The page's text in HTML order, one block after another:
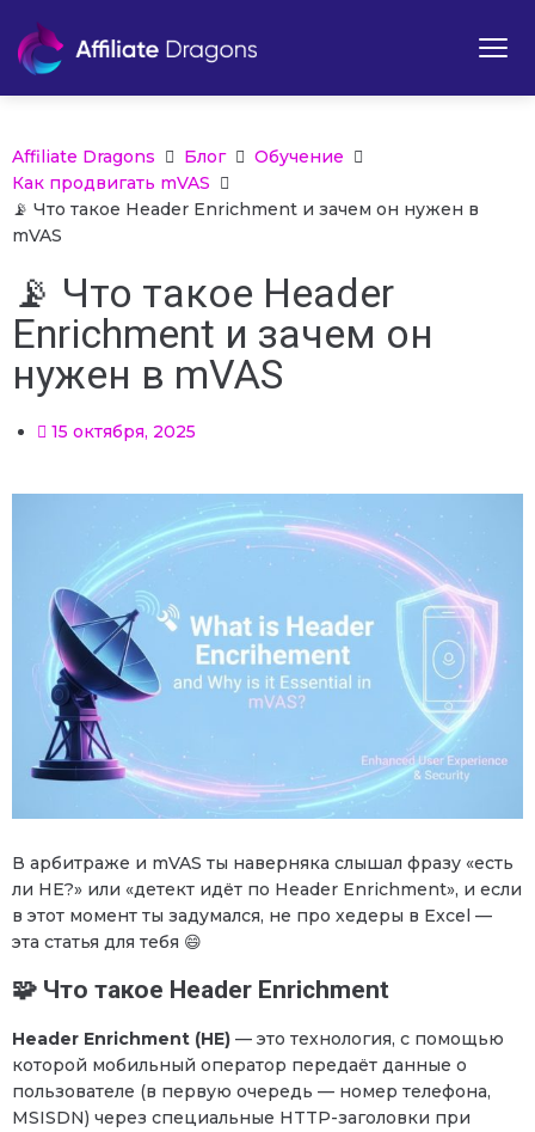
Affiliate Dragons Блог
Обучение
Как продвигать mVAS
📡 Что такое Header Enrichment и зачем он нужен в
mVAS
📡 Что такое Header
Enrichment и зачем он
нужен в mVAS
15 октября, 2025
В арбитраже и mVAS ты наверняка слышал фразу «есть
ли HE?» или «детект идёт по Header Enrichment», и если
в этот момент ты задумался, не про хедеры в Excel —
эта статья для тебя 😄
🧩 Что такое Header Enrichment
Header Enrichment (HE) — это технология, с помощью
которой мобильный оператор передаёт данные о
пользователе (в первую очередь — номер телефона,
MSISDN) через специальные HTTP-заголовки при